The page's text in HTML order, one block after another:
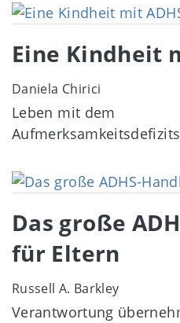
Image
Eine Kindheit
Daniela Chirici
Leben mit dem
Image
Das große
für Eltern
Russell A. Barkley
Verantwortung